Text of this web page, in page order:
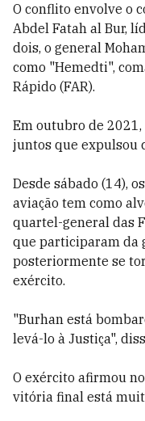
O conflito envolve o
Abdel Fatah al Bur,
dois, o general
como "Hemedti",
Rápido (FAR).
Em outubro de
juntos que expulsou
Desde sábado (14),
aviação tem como
quartel-general das
que participaram da
posteriormente se
exército.
"Burhan está
levá-lo à Justiça",
O exército afirmou
vitória final está